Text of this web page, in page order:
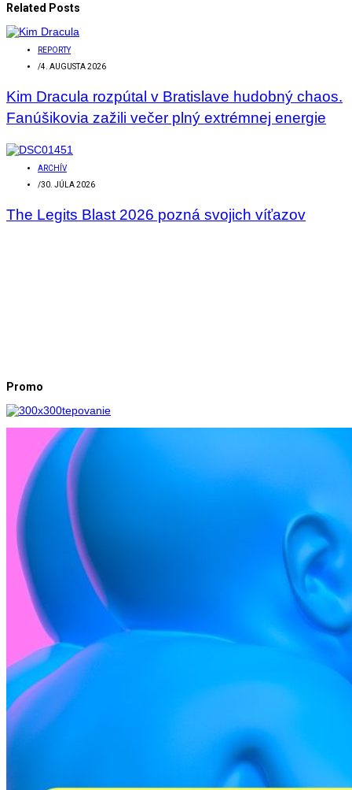
Related Posts
REPORTY
/4. AUGUSTA 2026
Kim Dracula rozpútal v Bratislave hudobný chaos.
Fanúšikovia zažili večer plný extrémnej energie
ARCHÍV
/30. JÚLA 2026
The Legits Blast 2026 pozná svojich víťazov
Promo